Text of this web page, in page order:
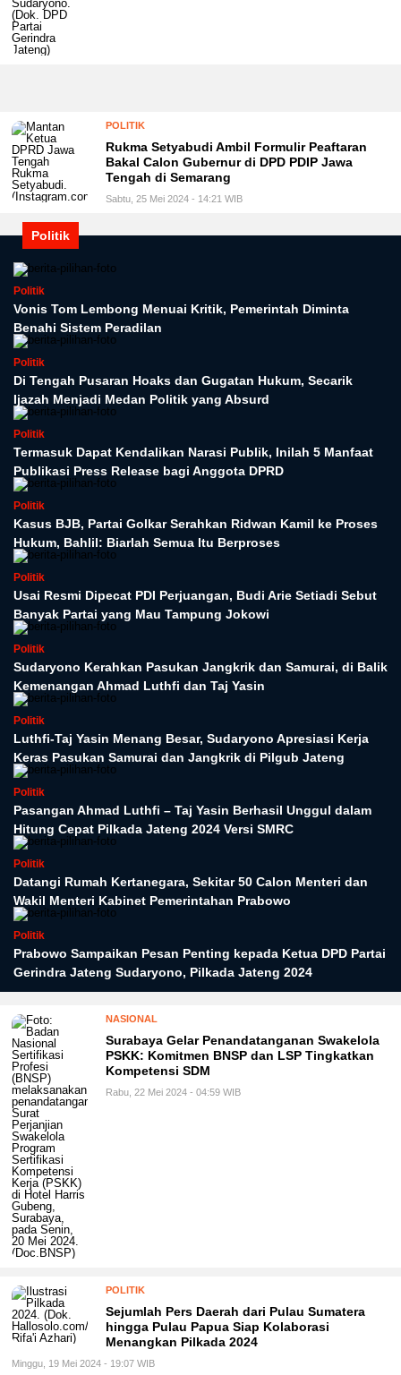
POLITIK
Rukma Setyabudi Ambil Formulir Peaftaran
Bakal Calon Gubernur di DPD PDIP Jawa
Tengah di Semarang
Sabtu, 25 Mei 2024 - 14:21 WIB
Politik
Politik
Vonis Tom Lembong Menuai Kritik, Pemerintah Diminta
Benahi Sistem Peradilan
Politik
Di Tengah Pusaran Hoaks dan Gugatan Hukum, Secarik
Ijazah Menjadi Medan Politik yang Absurd
Politik
Termasuk Dapat Kendalikan Narasi Publik, Inilah 5 Manfaat
Publikasi Press Release bagi Anggota DPRD
Politik
Kasus BJB, Partai Golkar Serahkan Ridwan Kamil ke Proses
Hukum, Bahlil: Biarlah Semua Itu Berproses
Politik
Usai Resmi Dipecat PDI Perjuangan, Budi Arie Setiadi Sebut
Banyak Partai yang Mau Tampung Jokowi
Politik
Sudaryono Kerahkan Pasukan Jangkrik dan Samurai, di Balik
Kemenangan Ahmad Luthfi dan Taj Yasin
Politik
Luthfi-Taj Yasin Menang Besar, Sudaryono Apresiasi Kerja
Keras Pasukan Samurai dan Jangkrik di Pilgub Jateng
Politik
Pasangan Ahmad Luthfi – Taj Yasin Berhasil Unggul dalam
Hitung Cepat Pilkada Jateng 2024 Versi SMRC
Politik
Datangi Rumah Kertanegara, Sekitar 50 Calon Menteri dan
Wakil Menteri Kabinet Pemerintahan Prabowo
Politik
Prabowo Sampaikan Pesan Penting kepada Ketua DPD Partai
Gerindra Jateng Sudaryono, Pilkada Jateng 2024
NASIONAL
Surabaya Gelar Penandatanganan Swakelola
PSKK: Komitmen BNSP dan LSP Tingkatkan
Kompetensi SDM
Rabu, 22 Mei 2024 - 04:59 WIB
POLITIK
Sejumlah Pers Daerah dari Pulau Sumatera
hingga Pulau Papua Siap Kolaborasi
Menangkan Pilkada 2024
Minggu, 19 Mei 2024 - 19:07 WIB